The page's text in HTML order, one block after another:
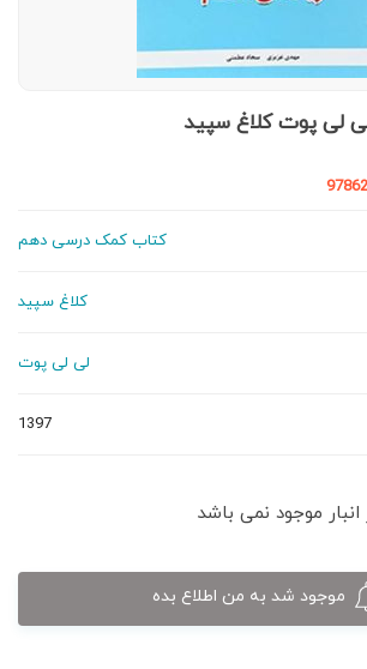
لی پوت کلاغ سپید
کتاب کمک درسی دهم
کلاغ سپید
لی لی پوت
1397
تومان.
انبار موجود نمی باشد
موجود شد به من اطلاع بده